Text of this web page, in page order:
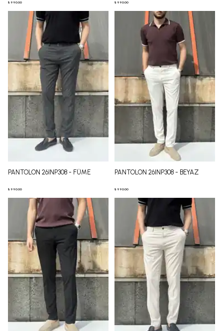
₺ 990.00 ₺ 990.00
PANTOLON 26INP308 - FÜME
₺ 990.00
PANTOLON 26INP308 - BEYAZ
₺ 990.00